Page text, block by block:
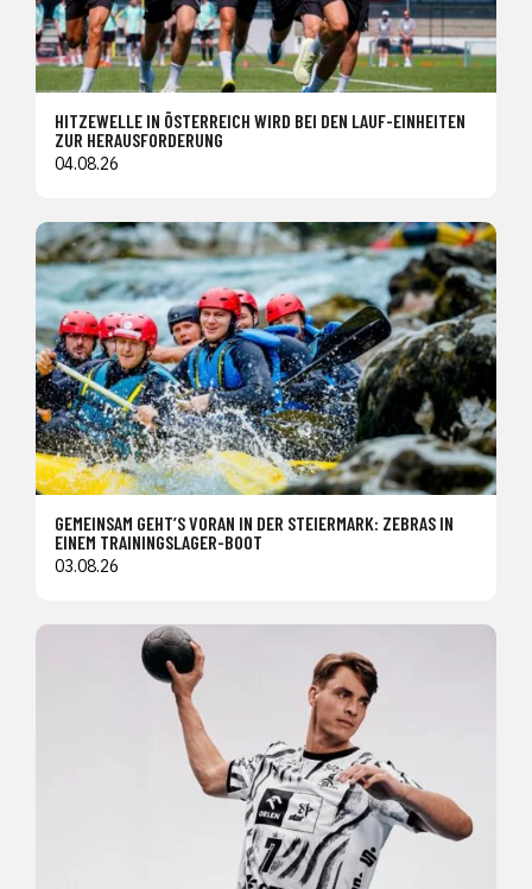
HITZEWELLE IN ÖSTERREICH WIRD BEI DEN LAUF-EINHEITEN
ZUR HERAUSFORDERUNG
04.08.26
GEMEINSAM GEHT’S VORAN IN DER STEIERMARK: ZEBRAS IN
EINEM TRAININGSLAGER-BOOT
03.08.26